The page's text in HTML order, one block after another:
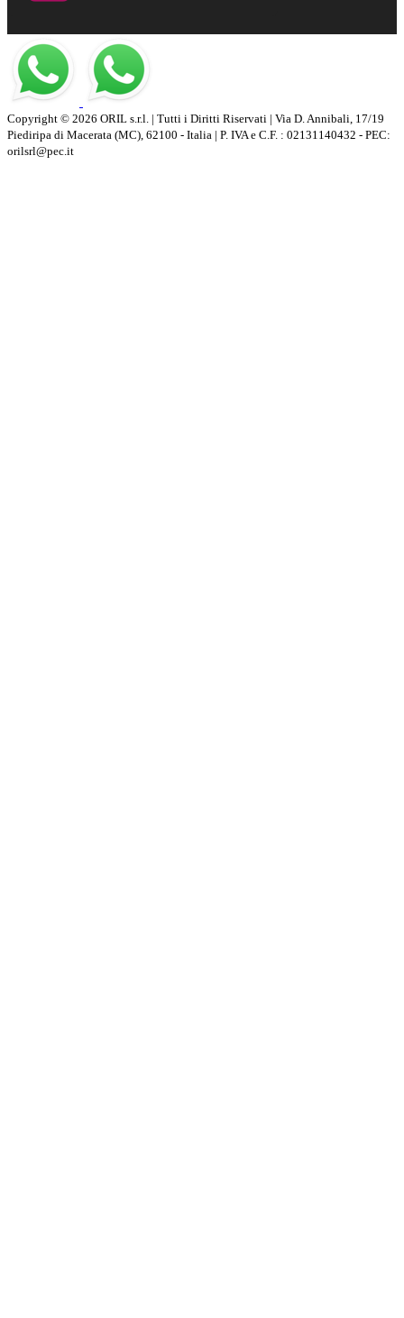
Copyright © 2026 ORIL s.r.l. | Tutti i Diritti Riservati | Via D. Annibali, 17/19
Piediripa di Macerata (MC), 62100 - Italia | P. IVA e C.F. : 02131140432 - PEC:
orilsrl@pec.it